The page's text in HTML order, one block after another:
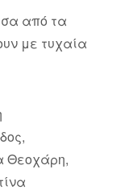
από τα
με τυχαία
Θεοχάρη,